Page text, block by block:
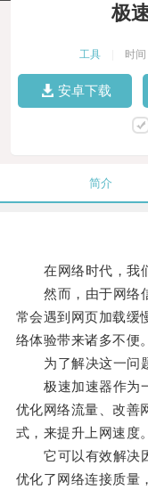
极
工具 时
安卓下载
简介
在网络时代，我们
然而，由于网络信
常会遇到网页加载缓
络体验带来诸多不便。
为了解决这一问题
极速加速器作为一
优化网络流量、改善
式，来提升上网速度。
它可以有效解决因
优化了网络连接质量